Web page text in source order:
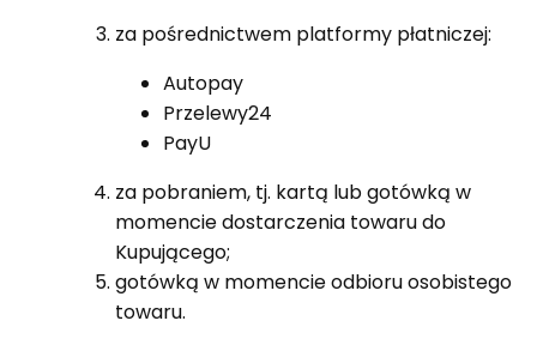
za pośrednictwem platformy płatniczej:
Autopay
Przelewy24
PayU
za pobraniem, tj. kartą lub gotówką w
momencie dostarczenia towaru do
Kupującego;
gotówką w momencie odbioru osobistego
towaru.